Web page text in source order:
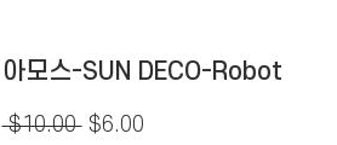
아모스-SUN DECO-Robot
$10.00 Regular
$6.00Sale